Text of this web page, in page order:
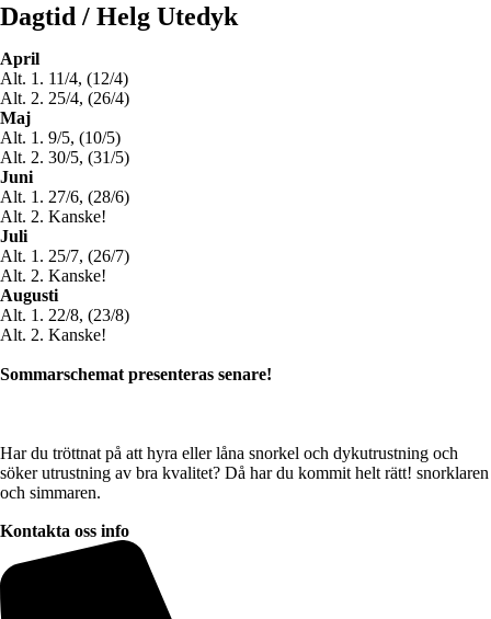
Dagtid / Helg Utedyk
April
Alt. 1. 11/4, (12/4)
Alt. 2. 25/4, (26/4)
Maj
Alt. 1. 9/5, (10/5)
Alt. 2. 30/5, (31/5)
Juni
Alt. 1. 27/6, (28/6)
Alt. 2. Kanske!
Juli
Alt. 1. 25/7, (26/7)
Alt. 2. Kanske!
Augusti
Alt. 1. 22/8, (23/8)
Alt. 2. Kanske!
Sommarschemat presenteras senare!
Har du tröttnat på att hyra eller låna snorkel och dykutrustning och
söker utrustning av bra kvalitet? Då har du kommit helt rätt! snorklaren
och simmaren.
Kontakta oss info